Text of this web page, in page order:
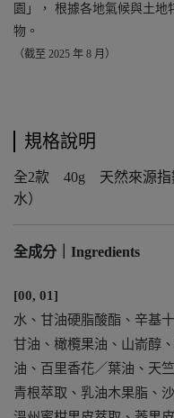
園」， 根據各地氣候與土地
物。
（截至 2025 年 8 月）
規格說明
全2款 40g 天然來源指
水）
全成分｜Ingredients
[00, 01]
水、甘油硬脂酸酯、辛基
甘油、橄欖果油、山嵛醇
油、百里香花／葉油、天
青根萃取、乳油木果脂、